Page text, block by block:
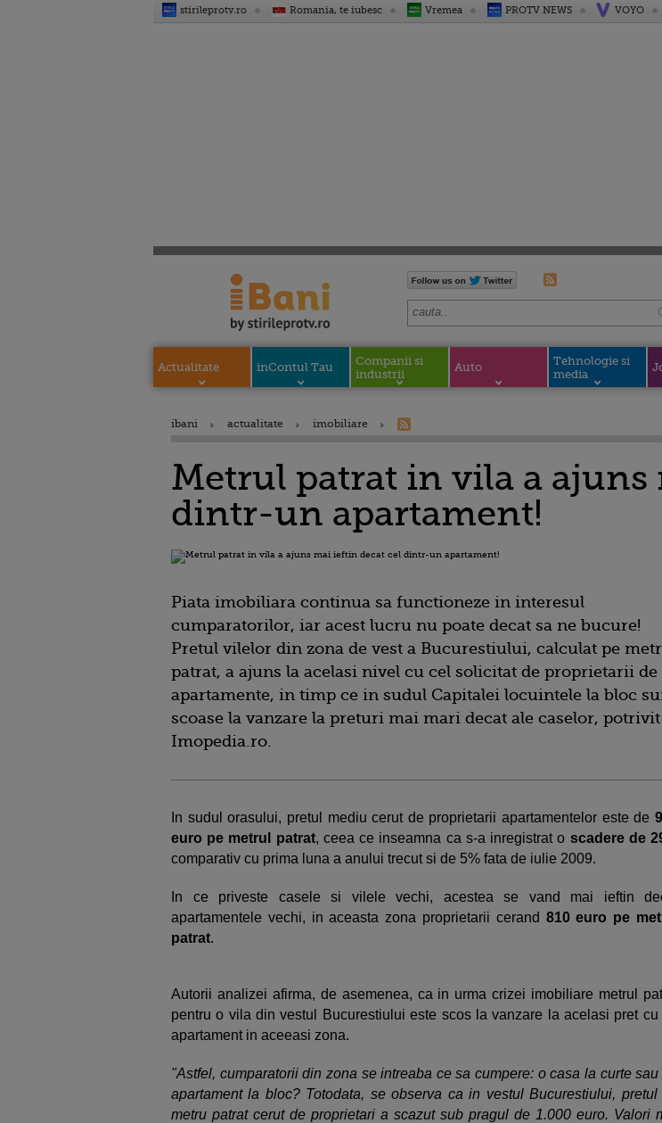
stirileprotv.ro Romania, te iubesc Vremea PROTV NEWS VOYO
Actualitate inContul Tau
Companii si
industrii
Auto
Tehnologie si
media
ibani actualitate imobiliare
Metrul patrat in vila a
dintr-un apartament!
Piata imobiliara continua sa functioneze in interesul
cumparatorilor, iar acest lucru nu poate decat sa ne bucure!
Pretul vilelor din zona de vest a Bucurestiului, calculat pe
patrat, a ajuns la acelasi nivel cu cel solicitat de proprietarii de
apartamente, in timp ce in sudul Capitalei locuintele la bloc
scoase la vanzare la preturi mai mari decat ale caselor, potrivit
Imopedia.ro.
In sudul orasului, pretul mediu cerut de proprietarii apartamentelor este de
euro pe metrul patrat, ceea ce inseamna ca s-a inregistrat o scadere de
comparativ cu prima luna a anului trecut si de 5% fata de iulie 2009.
In ce priveste casele si vilele vechi, acestea se vand mai ieftin
apartamentele vechi, in aceasta zona proprietarii cerand 810 euro pe
patrat.
Autorii analizei afirma, de asemenea, ca in urma crizei imobiliare metrul
pentru o vila din vestul Bucurestiului este scos la vanzare la acelasi pret cu
apartament in aceeasi zona.
"Astfel, cumparatorii din zona se intreaba ce sa cumpere: o casa la curte sau
apartament la bloc? Totodata, se observa ca in vestul Bucurestiului, pretul
metru patrat cerut de proprietari a scazut sub pragul de 1.000 euro. Valori